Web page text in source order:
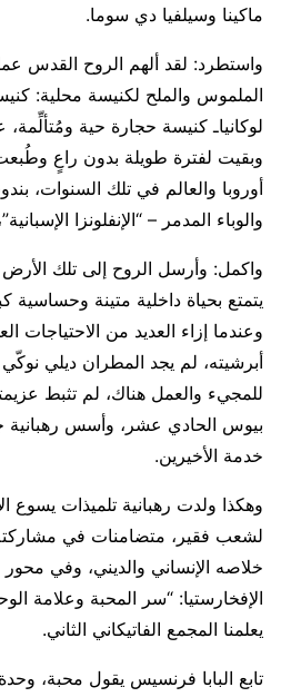
ماكينا وسيلفيا دي سوما.
واستطرد: لقد ألهم الروح القدس
الملموس والملح لكنيسة محلية:
لوكانياـ كنيسة حجارة حية
وبقيت لفترة طويلة بدون راعٍ
أوروبا والعالم في تلك السنوات،
والوباء المدمر – “الإنفلونزا
واكمل: وأرسل الروح إلى تلك
يتمتع بحياة داخلية متينة وحساسية
وعندما إزاء العديد من الاحتياجات
أبرشيته، لم يجد المطران ديلي
للمجيء والعمل هناك، لم تثبط
بيوس الحادي عشر، وأسس رهبانية
خدمة الأخيرين.
وهكذا ولدت رهبانية تلميذات يسوع
لشعب فقير، متضامنات في مشاركته
خلاصه الإنساني والديني، وفي
الإفخارستيا: “سر المحبة وعلامة
يعلمنا المجمع الفاتيكاني الثاني.
تابع البابا فرنسيس يقول محبة،